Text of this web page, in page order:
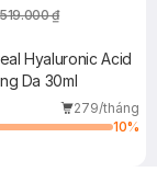
₫
Hyaluronic Acid
Da 30ml
279/tháng
10%